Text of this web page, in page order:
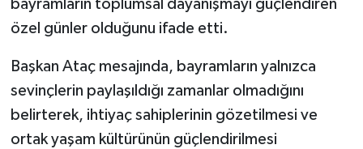
bayramların toplumsal dayanışmayı güçlendiren
özel günler olduğunu ifade etti.
Başkan Ataç mesajında, bayramların yalnızca
sevinçlerin paylaşıldığı zamanlar olmadığını
belirterek, ihtiyaç sahiplerinin gözetilmesi ve
ortak yaşam kültürünün güçlendirilmesi